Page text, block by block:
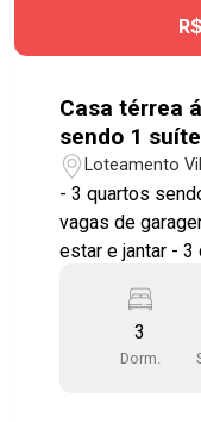
móveis
com lustre
momento.
Casa térrea
sendo 1
Loteamento
- 3 quartos
vagas de garagem cobertas
estar e jantar - 3
Lavanderia
piscina - Banheiro
localização,
3
Dorm.